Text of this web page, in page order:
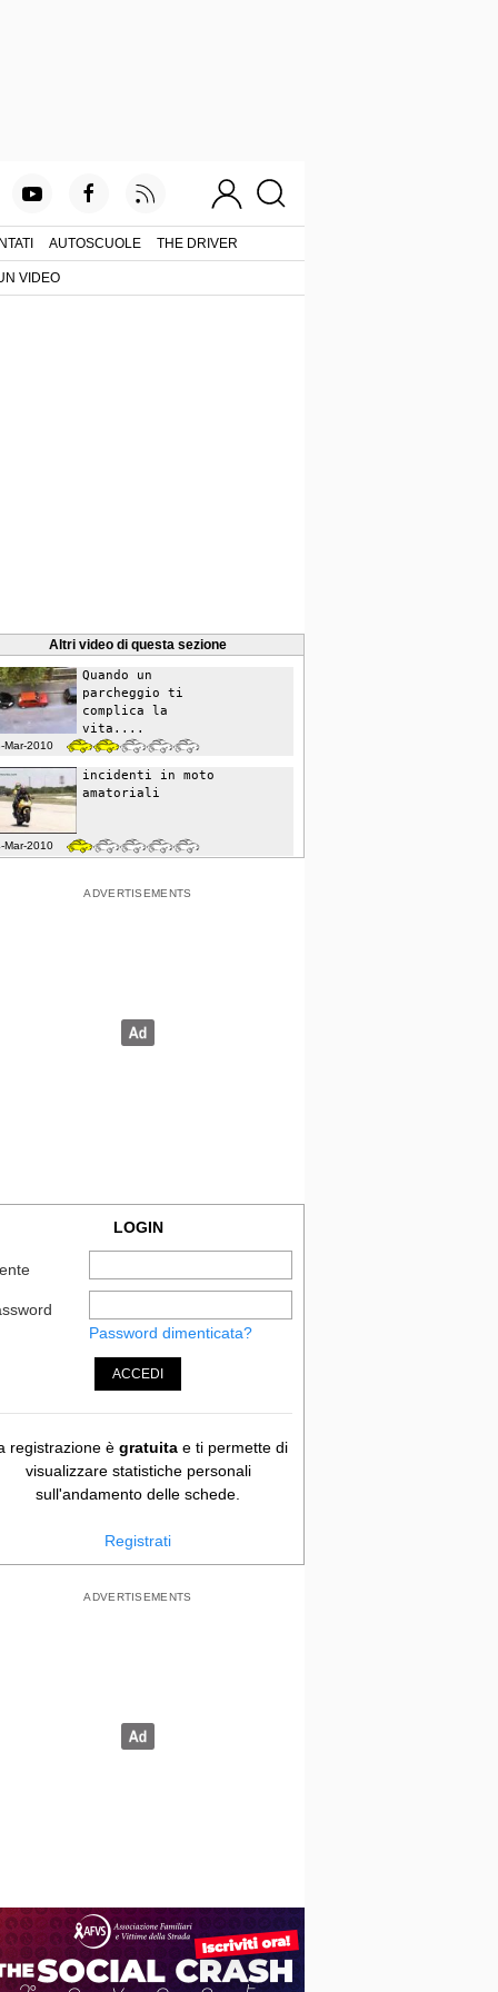
AUTOSCUOLE THE DRIVER
VIDEO
Altri video di questa sezione
Quando un
parcheggio ti
complica la
vita....
Mar-2010
incidenti in moto
amatoriali
Mar-2010
LOGIN
Password dimenticata?
ACCEDI
registrazione è gratuita e ti permette di
visualizzare statistiche personali
sull'andamento delle schede.
Registrati